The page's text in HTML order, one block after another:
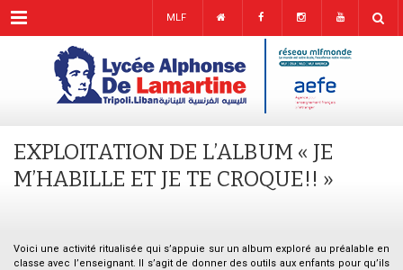
Menu MLF
EXPLOITATION DE L’ALBUM « JE
M’HABILLE ET JE TE CROQUE!! »
Voici une activité ritualisée qui s’appuie sur un album exploré au préalable en
classe avec l’enseignant. Il s’agit de donner des outils aux enfants pour qu’ils